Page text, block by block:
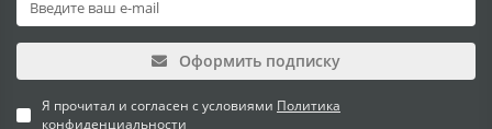
Оформить подписку
Я прочитал и согласен с условиями Политика
конфиденциальности